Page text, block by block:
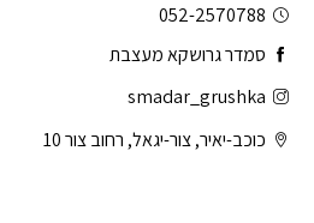
052-2570788
סמדר גרושקא מעצבת
smadar_grushka
כוכב-יאיר, צור-יגאל, רחוב צור 10